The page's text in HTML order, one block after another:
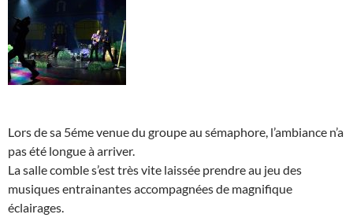
Lors de sa 5éme venue du groupe au sémaphore, l’ambiance n’a
pas été longue à arriver.
La salle comble s’est très vite laissée prendre au jeu des
musiques entrainantes accompagnées de magnifique
éclairages.